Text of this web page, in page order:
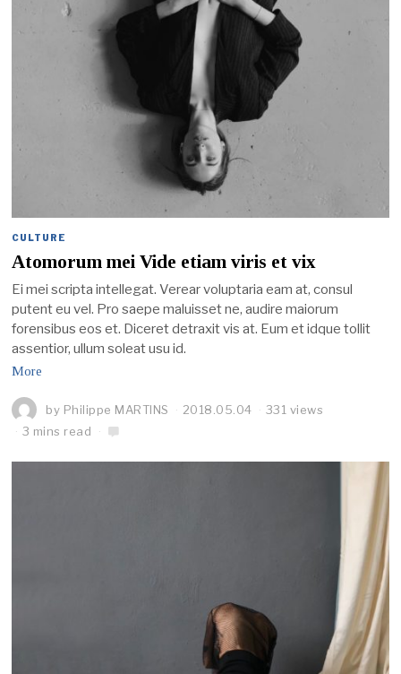
CULTURE
Atomorum mei Vide etiam viris et vix
Ei mei scripta intellegat. Verear voluptaria eam at, consul
putent eu vel. Pro saepe maluisset ne, audire maiorum
forensibus eos et. Diceret detraxit vis at. Eum et idque tollit
assentior, ullum soleat usu id.
More
by Philippe MARTINS 2018.05.04
331 views
3 mins read